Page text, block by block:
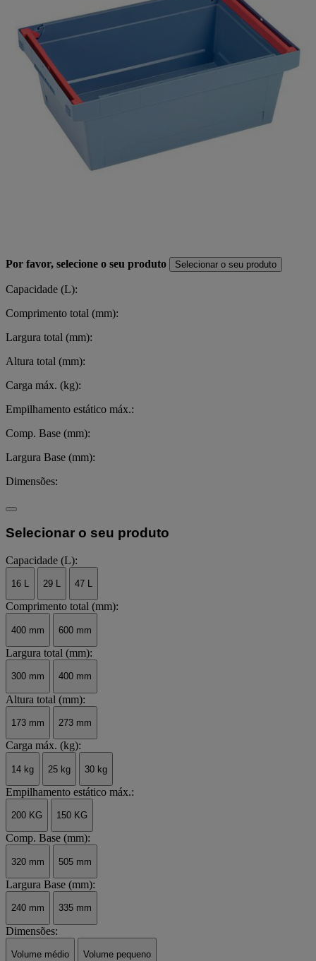
Por favor, selecione o seu produto Selecionar o seu produto
Capacidade (L):
Comprimento total (mm):
Largura total (mm):
Altura total (mm):
Carga máx. (kg):
Empilhamento estático máx.:
Comp. Base (mm):
Largura Base (mm):
Dimensões:
Selecionar o seu produto
Capacidade (L):
16 L 29 L 47 L
Comprimento total (mm):
400 mm 600 mm
Largura total (mm):
300 mm 400 mm
Altura total (mm):
173 mm 273 mm
Carga máx. (kg):
14 kg 25 kg 30 kg
Empilhamento estático máx.:
200 KG 150 KG
Comp. Base (mm):
320 mm 505 mm
Largura Base (mm):
240 mm 335 mm
Dimensões:
Volume médio Volume pequeno